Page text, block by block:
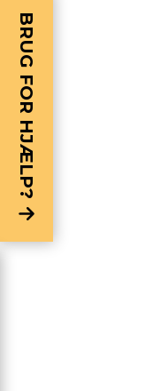
BRUG FOR HJÆLP?